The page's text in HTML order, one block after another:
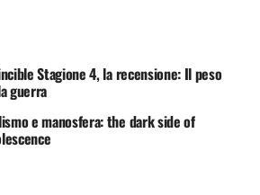
Stagione 4, la recensione: Il peso
guerra
e manosfera: the dark side of